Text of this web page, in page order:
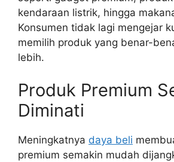
kendaraan listrik, hingga
Konsumen tidak lagi mengejar
memilih produk yang benar-
lebih.
Produk Premium
Diminati
Meningkatnya daya beli
premium semakin mudah